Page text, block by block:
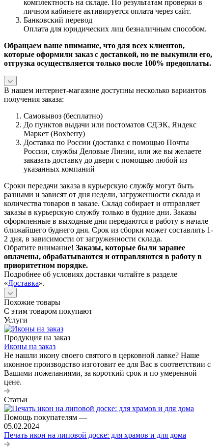
комплектность на складе. По результатам проверки в
личном кабинете активируется оплата через сайт.
Банковский перевод
Оплата для юридических лиц безналичным способом.
Обращаем ваше внимание, что для всех клиентов,
которые оформили заказ с доставкой, но не выкупили его,
отгрузка осуществляется только после 100% предоплаты.
В нашем интернет-магазине доступны несколько вариантов
получения заказа:
Самовывоз (бесплатно)
До пунктов выдачи или постоматов СДЭК, Яндекс
Маркет (Boxberry)
Доставка по России (доставка с помощью Почты
России, службы Деловые Линии, или же вы желаете
заказать доставку до двери с помощью любой из
указанных компаний
Сроки передачи заказа в курьерскую службу могут быть
разными и зависят от дня недели, загруженности склада и
количества товаров в заказе. Склад собирает и отправляет
заказы в курьерскую службу только в будние дни. Заказы
оформленные в выходные дни передаются в работу в начале
ближайшего буднего дня. Срок из сборки может составлять 1-
2 дня, в зависимости от загруженности склада.
Обратите внимание! Заказы, которые были заранее
оплачены, обрабатываются и отправляются в работу в
приоритетном порядке.
Подробнее об условиях доставки читайте в разделе
«Доставка».
Похожие товары
С этим товаром покупают
Услуги
Продукция на заказ
Иконы на заказ
Не нашли икону своего святого в церковной лавке? Наше
иконное производство изготовит ее для Вас в соответствии с
Вашими пожеланиями, за короткий срок и по умеренной
цене.
Статьи
Помощь покупателям —
05.02.2024
Печать икон на липовой доске: для храмов и для дома